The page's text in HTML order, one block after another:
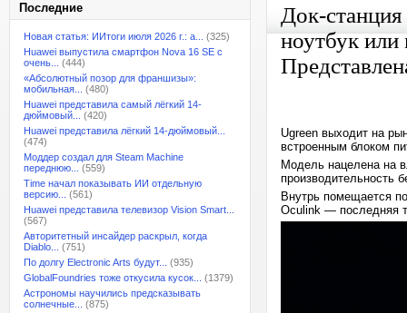
Последние
Новая статья: ИИтоги июля 2026 г.: а...
(325)
Huawei выпустила смартфон Nova 16 SE с
очень...
(444)
«Абсолютный позор для франшизы»:
мобильная...
(480)
Huawei представила самый лёгкий 14-
дюймовый...
(420)
Huawei представила лёгкий 14-дюймовый...
(474)
Моддер создал для Steam Machine
переднюю...
(559)
Time начал показывать ИИ отдельную
версию...
(561)
Huawei представила телевизор Vision Smart...
(567)
Авторитетный инсайдер раскрыл, когда
Diablo...
(751)
По долгу Electronic Arts будут...
(935)
GlobalFoundries тоже откусила кусок...
(1379)
Астрономы научились предсказывать
солнечные...
(875)
Док-
ноутбук
Ugreen выходит на
встроенным блоком
Модель нацелена на
производительность
Внутрь помещается
Oculink — последняя